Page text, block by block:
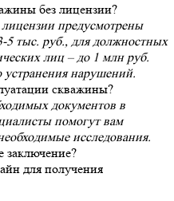
без лицензии?
предусмотрены
тыс. руб., для должностных
лиц – до 1 млн руб.
устранения нарушений.
скважины?
документов в
помогут вам
исследования.
заключение?
для получения